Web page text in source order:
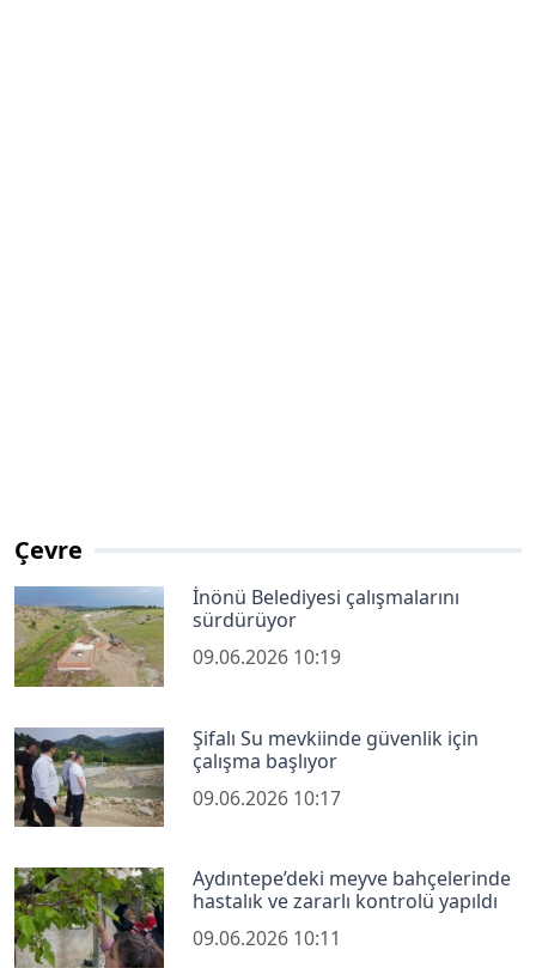
Çevre
İnönü Belediyesi çalışmalarını
sürdürüyor
09.06.2026 10:19
Şifalı Su mevkiinde güvenlik için
çalışma başlıyor
09.06.2026 10:17
Aydıntepe’deki meyve bahçelerinde
hastalık ve zararlı kontrolü yapıldı
09.06.2026 10:11